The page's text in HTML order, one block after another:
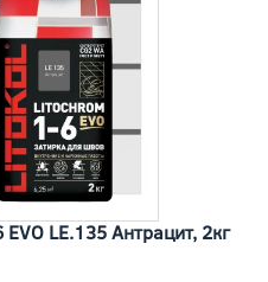
LE.135 Антрацит, 2кг